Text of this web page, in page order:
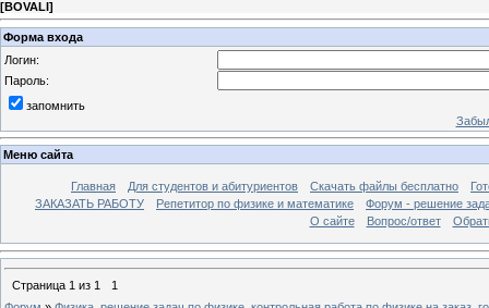
[BOVALI]
Форма входа
Логин:
Пароль:
запомнить
Меню сайта
Главная Для студентов и абитуриентов Скачать файлы бесплатно
ЗАКАЗАТЬ РАБОТУ
Репетитор по физике и математике
Форум - решение
О сайте
Вопрос/ответ
Страница 1 из 1
1